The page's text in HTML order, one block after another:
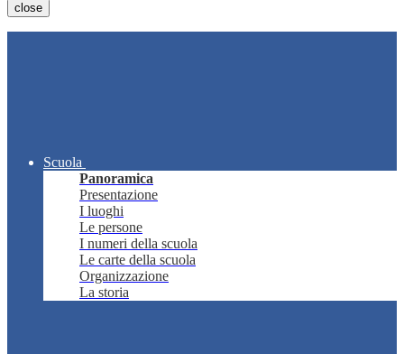
close
Scuola
Panoramica
Presentazione
I luoghi
Le persone
I numeri della scuola
Le carte della scuola
Organizzazione
La storia